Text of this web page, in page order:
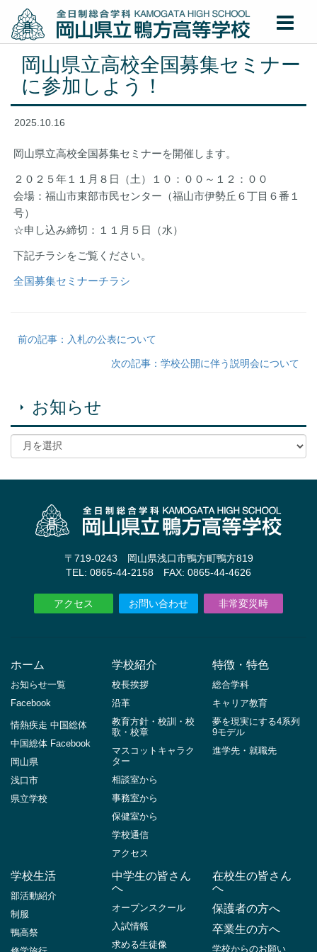
岡山県立高校全国募集セミナー
に参加しよう！
2025.10.16
岡山県立高校全国募集セミナーを開催します。
２０２５年１１月８日（土）１０：００～１２：００
会場：福山市東部市民センター（福山市伊勢丘６丁目６番１
号）
☆申し込み締切：１１月５日（水）
下記チラシをご覧ください。
全国募集セミナーチラシ
前の記事：入札の公表について
次の記事：学校公開に伴う説明会について
お知らせ
〒719-0243 岡山県浅口市鴨方町鴨方819
TEL: 0865-44-2158 FAX: 0865-44-4626
アクセス お問い合わせ 非常変災時
ホーム
お知らせ一覧
Facebook
情熱疾走 中国総体
中国総体 Facebook
岡山県
浅口市
県立学校
学校紹介
校長挨拶
沿革
教育方針・校訓・校
歌・校章
マスコットキャラク
ター
相談室から
事務室から
保健室から
学校通信
アクセス
特徴・特色
総合学科
キャリア教育
夢を現実にする4系列
9モデル
進学先・就職先
学校生活
部活動紹介
制服
鴨高祭
中学生の皆さん
へ
オープンスクール
入試情報
求める生徒像
在校生の皆さん
へ
保護者の方へ
卒業生の方へ
学校からのお願い